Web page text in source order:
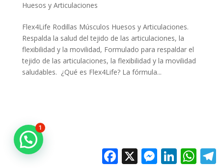
Huesos y Articulaciones
Flex4Life Rodillas Músculos Huesos y Articulaciones.
Respalda la salud del tejido de las articulaciones, la
flexibilidad y la movilidad, Formulado para respaldar el
tejido de las articulaciones, la flexibilidad y la movilidad
saludables. ¿Qué es Flex4Life? La fórmula...
Facebook Messenger
LinkedIn
1